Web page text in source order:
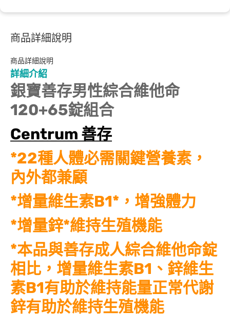
商品詳細說明
商品詳細說明
詳細介紹
銀寶善存男性綜合維他命
120+65錠組合
Centrum 善存
*22種人體必需關鍵營養素，
內外都兼顧
*增量維生素B1*，增強體力
*增量鋅*維持生殖機能
*本品與善存成人綜合維他命錠
相比，增量維生素B1、鋅維生
素B1有助於維持能量正常代謝
鋅有助於維持生殖機能